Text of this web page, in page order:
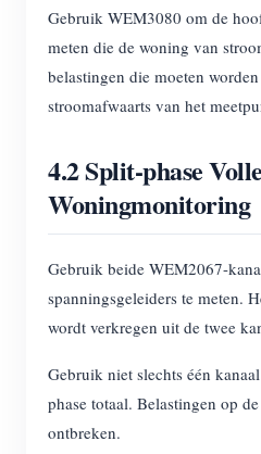
Gebruik WEM3080 om de
meten die de woning van
belastingen die moeten
stroomafwaarts van het
4.2 Split-phase
Woningmonitoring
Gebruik beide WEM2067-
spanningsgeleiders te meten.
wordt verkregen uit de twee
Gebruik niet slechts één
phase totaal. Belastingen op
ontbreken.